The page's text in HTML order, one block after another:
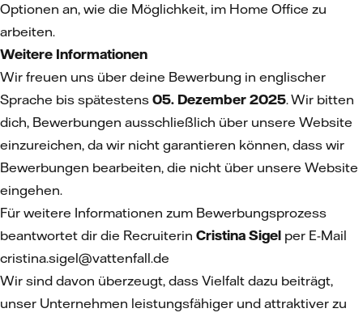
Optionen an, wie die Möglichkeit, im Home Office zu
arbeiten.
Weitere Informationen
Wir freuen uns über deine Bewerbung in englischer
Sprache bis spätestens 05. Dezember 2025. Wir bitten
dich, Bewerbungen ausschließlich über unsere Website
einzureichen, da wir nicht garantieren können, dass wir
Bewerbungen bearbeiten, die nicht über unsere Website
eingehen.
Für weitere Informationen zum Bewerbungsprozess
beantwortet dir die Recruiterin Cristina Sigel per E-Mail
cristina.sigel@vattenfall.de
Wir sind davon überzeugt, dass Vielfalt dazu beiträgt,
unser Unternehmen leistungsfähiger und attraktiver zu